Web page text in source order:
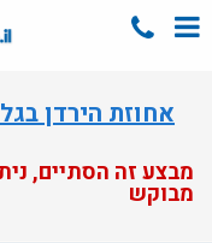
אחוזת הירדן
מבצע זה הסתיים,
מבוקש